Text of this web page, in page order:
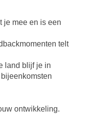
je mee en is een
telt
land blijf je in
ontwikkeling.